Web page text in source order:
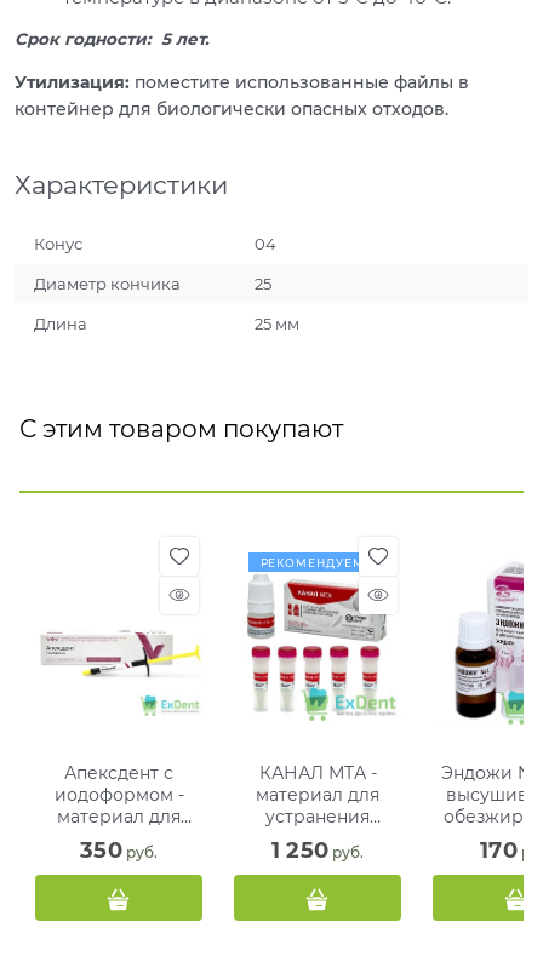
Срок годности: 5 лет.
Утилизация: поместите использованные файлы в
контейнер для биологически опасных отходов.
Характеристики
Конус 04
Диаметр кончика 25
Длина 25 мм
С этим товаром покупают
Апексдент с
иодоформом -
материал для
пломбирования и
лечения корневых
каналов (2,2 г)
350 руб.
РЕКОМЕНДУЕМ
КАНАЛ МТА -
материал для
устранения
дефектов
корневых каналов
5 микропробирок
1 250 руб.
Эндожи
каналов
170